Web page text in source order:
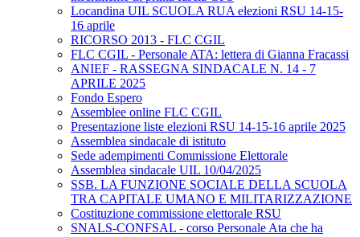
Locandina UIL SCUOLA RUA elezioni RSU 14-15-
16 aprile
RICORSO 2013 - FLC CGIL
FLC CGIL - Personale ATA: lettera di Gianna Fracassi
ANIEF - RASSEGNA SINDACALE N. 14 - 7
APRILE 2025
Fondo Espero
Assemblee online FLC CGIL
Presentazione liste elezioni RSU 14-15-16 aprile 2025
Assemblea sindacale di istituto
Sede adempimenti Commissione Elettorale
Assemblea sindacale UIL 10/04/2025
SSB. LA FUNZIONE SOCIALE DELLA SCUOLA
TRA CAPITALE UMANO E MILITARIZZAZIONE
Costituzione commissione elettorale RSU
SNALS-CONFSAL - corso Personale Ata che ha